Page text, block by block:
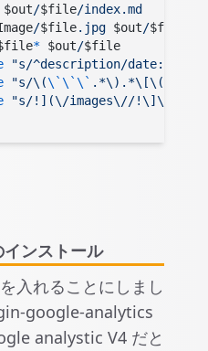
/$file/index.md
/$file.jpg $out/$file
* $out/$file
"s/^description/date: ${
"s/\(\`\`\`
"s/!](\/images\//!\]\(/g"
ンストール
入れることにしまし
google-analytics
analystic V4 だと